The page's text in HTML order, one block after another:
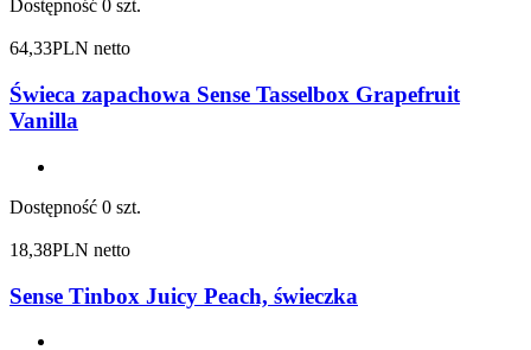
Dostępność 0 szt.
64,33PLN netto
Świeca zapachowa Sense Tasselbox Grapefruit
Vanilla
Dostępność 0 szt.
18,38PLN netto
Sense Tinbox Juicy Peach, świeczka